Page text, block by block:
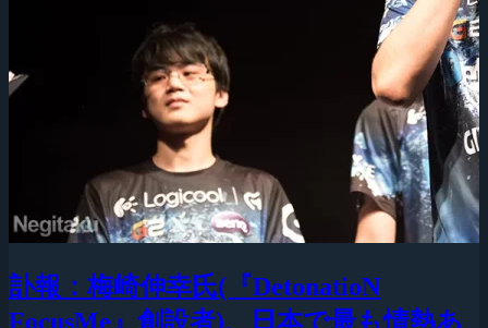
訃報：梅崎伸幸氏(『DetonatioN
FocusMe』創設者)、日本で最も情熱あ